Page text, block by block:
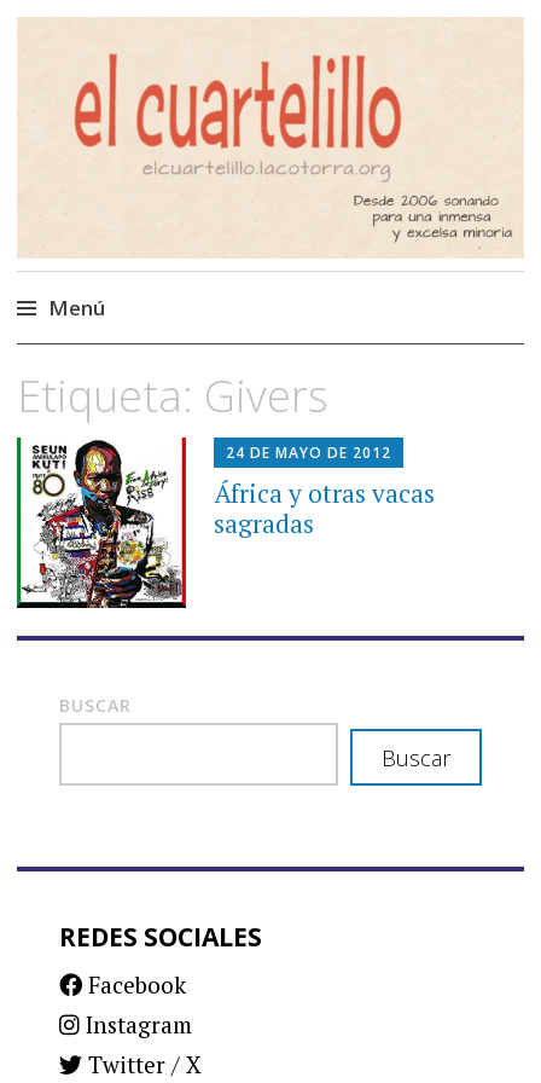
El Cuartelillo
Programa de radio de música
independiente. Podcast
Menú
al
contenido
Etiqueta: Givers
24 DE MAYO DE 2012
África y otras vacas
sagradas
BUSCAR
Buscar
REDES SOCIALES
Facebook
Instagram
Twitter / X